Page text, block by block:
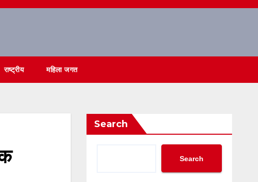
राष्ट्रीय महिला जगत
Search
Search